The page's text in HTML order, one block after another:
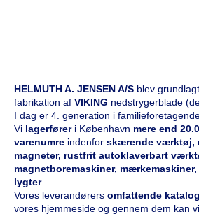
HELMUTH A. JENSEN A/S blev
fabrikation af VIKING nedstrygerblade
I dag er 4. generation i
Vi lagerfører i København mere end
varenumre indenfor skærende værktøj,
magneter, rustfrit autoklaverbart
magnetboremaskiner,
lygter.
Vores leverandørers omfattende
vores hjemmeside og gennem dem kan